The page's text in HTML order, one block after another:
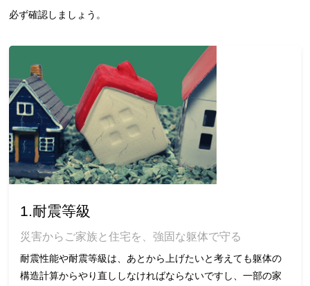
必ず確認しましょう。
1.耐震等級
災害からご家族と住宅を、強固な躯体で守る
耐震性能や耐震等級は、あとから上げたいと考えても躯体の
構造計算からやり直ししなければならないですし、一部の家